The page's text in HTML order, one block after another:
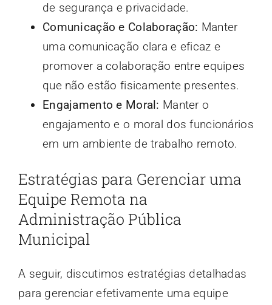
de segurança e privacidade.
Comunicação e Colaboração: Manter
uma comunicação clara e eficaz e
promover a colaboração entre equipes
que não estão fisicamente presentes.
Engajamento e Moral: Manter o
engajamento e o moral dos funcionários
em um ambiente de trabalho remoto.
Estratégias para Gerenciar uma
Equipe Remota na
Administração Pública
Municipal
A seguir, discutimos estratégias detalhadas
para gerenciar efetivamente uma equipe